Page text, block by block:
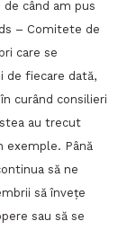
când am pus
– Comitete de
care se
de fiecare dată,
curând consilieri
au trecut
exemple. Până
să ne
să învețe
sau să se